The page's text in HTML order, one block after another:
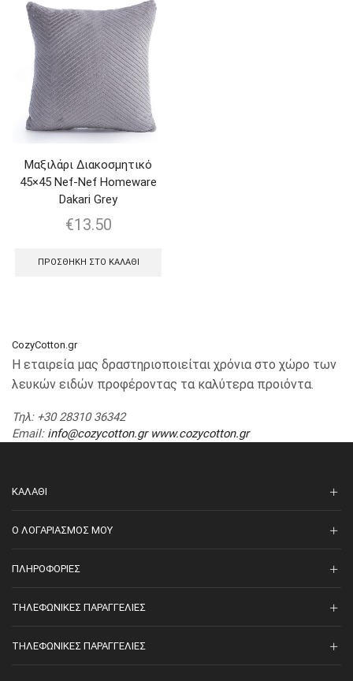
Μαξιλάρι Διακοσμητικό
45×45 Nef-Nef Homeware
Dakari Grey
€13.50
ΠΡΟΣΘΉΚΗ ΣΤΟ ΚΑΛΆΘΙ
CozyCotton.gr
Η εταιρεία μας δραστηριοποιείται χρόνια στο χώρο των
λευκών ειδών προφέροντας τα καλύτερα προιόντα.
Τηλ: +30 28310 36342
Email: info@cozycotton.gr www.cozycotton.gr
ΚΑΛΆΘΙ
O ΛΟΓΑΡΙΑΣΜΌΣ ΜΟΥ
ΠΛΗΡΟΦΟΡΊΕΣ
ΤΗΛΕΦΩΝΙΚΈΣ ΠΑΡΑΓΓΕΛΊΕΣ
ΤΗΛΕΦΩΝΙΚΈΣ ΠΑΡΑΓΓΕΛΊΕΣ